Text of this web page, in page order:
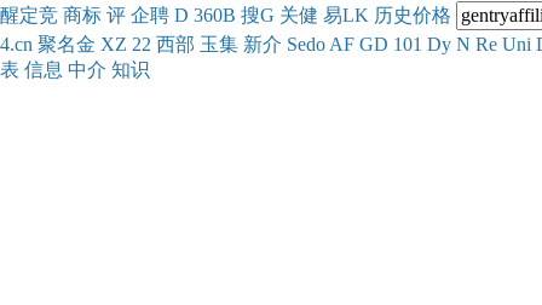
醒定竞 商标 评 企聘 D 360B 搜G 关健 易LK 历史价格
4.cn 聚名金 XZ 22 西部 玉集 新介 Sedo AF GD 101 Dy N Re Uni
表 信息 中介 知识